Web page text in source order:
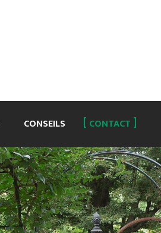
CONSEILS CONTACT